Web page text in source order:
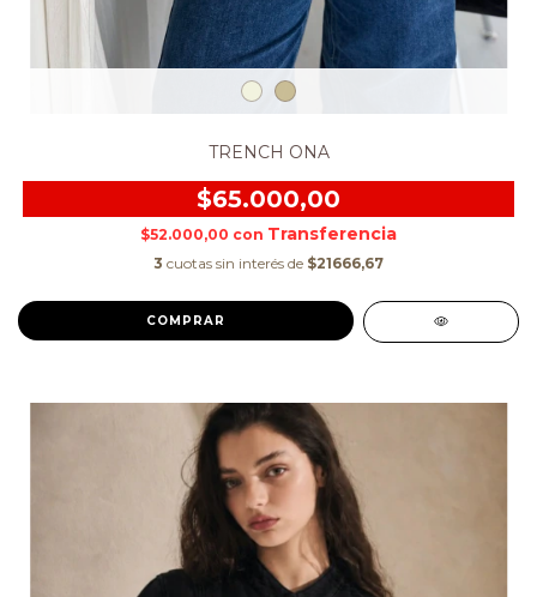
TRENCH ONA
$65.000,00
$52.000,00 con
3 cuotas sin interés de $21666,67
COMPRAR